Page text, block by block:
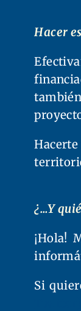
Hacer
¿…Y
¡Hola!
Si